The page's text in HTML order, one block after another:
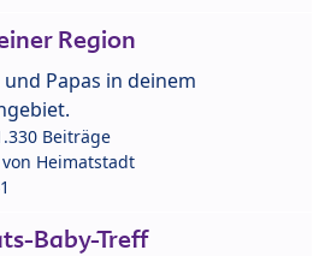
Region
Papas in deinem
Beiträge
Heimatstadt
Baby-Treff